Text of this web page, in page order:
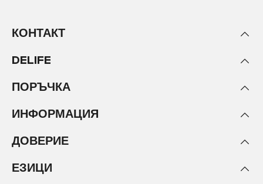
КОНТАКТ
DELIFE
ПОРЪЧКА
ИНФОРМАЦИЯ
ДОВЕРИЕ
ЕЗИЦИ